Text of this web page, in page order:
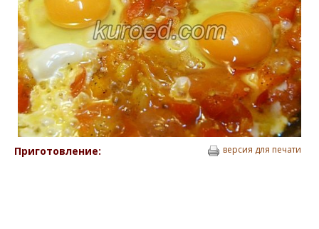
Приготовление: версия для печати